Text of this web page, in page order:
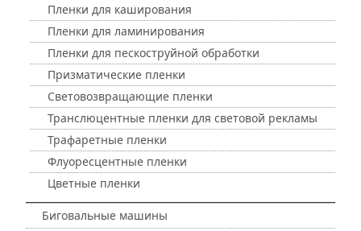
Пленки для каширования
Пленки для ламинирования
Пленки для пескоструйной обработки
Призматические пленки
Световозвращающие пленки
Транслюцентные пленки для световой рекламы
Трафаретные пленки
Флуоресцентные пленки
Цветные пленки
Биговальные машины